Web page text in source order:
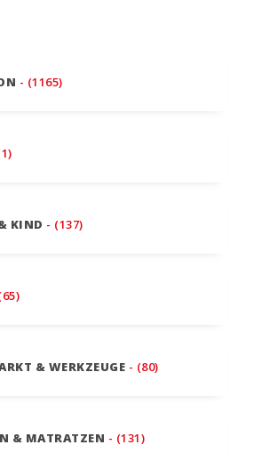
- (1165)
KIND - (137)
& WERKZEUGE - (80)
& MATRATZEN - (131)